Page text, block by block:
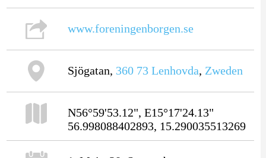
www.foreningenborgen.se
Sjögatan, 360 73 Lenhovda, Zweden
N56°59'53.12", E15°17'24.13"
56.998088402893, 15.290035513269